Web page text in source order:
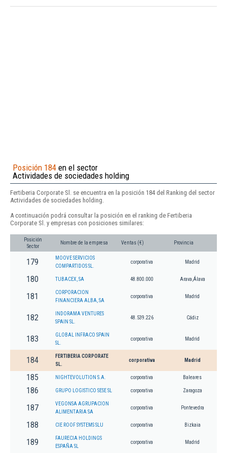
Posición 184 en el sector
Actividades de sociedades holding
Fertiberia Corporate Sl. se encuentra en la posición 184 del Ranking del sector
Actividades de sociedades holding.
A continuación podrá consultar la posición en el ranking de Fertiberia
Corporate Sl. y empresas con posiciones similares:
Posición
Sector
Nombre de la empresa Ventas (€) Provincia
179
MOOVE SERVICIOS
COMPARTIDOS SL.
corporativa Madrid
180 TUBACEX, SA 48.800.000 Arava,Álava
181
CORPORACION
FINANCIERA ALBA, SA
corporativa Madrid
182
INDORAMA VENTURES
SPAIN SL.
48.539.226 Cádiz
183
GLOBAL INFRACO SPAIN
SL.
corporativa Madrid
184
FERTIBERIA CORPORATE
SL.
corporativa Madrid
185 NIGHTEVOLUTION S.A. corporativa Baleares
186 GRUPO LOGISTICO SESE SL corporativa Zaragoza
187
VEGONSA AGRUPACION
ALIMENTARIA SA
corporativa Pontevedra
188 CIE ROOF SYSTEMS SLU corporativa Bizkaia
189
FAURECIA HOLDINGS
ESPAÑA SL
corporativa Madrid